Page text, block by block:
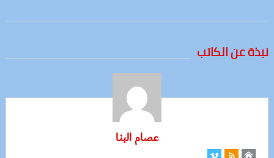
نبذة عن الكاتب
عصام البنا